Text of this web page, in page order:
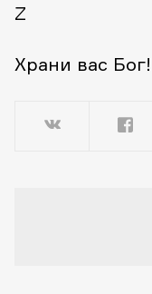
Z
Храни вас Бог!